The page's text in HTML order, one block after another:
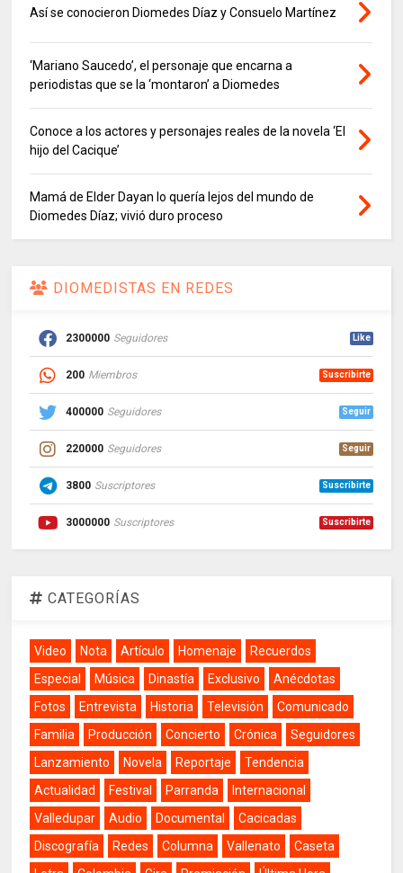
Así se conocieron Diomedes Díaz y Consuelo Martínez
‘Mariano Saucedo’, el personaje que encarna a
periodistas que se la ‘montaron’ a Diomedes
Conoce a los actores y personajes reales de la novela ‘El
hijo del Cacique’
Mamá de Elder Dayan lo quería lejos del mundo de
Diomedes Díaz; vivió duro proceso
DIOMEDISTAS EN REDES
2300000 Seguidores Like
200 Miembros Suscribirte
400000 Seguidores Seguir
220000 Seguidores Seguir
3800 Suscriptores Suscribirte
3000000 Suscriptores Suscribirte
CATEGORÍAS
Video Nota Artículo Homenaje
Recuerdos
Especial
Música Dinastía Exclusivo
Anécdotas
Fotos
Entrevista Historia Televisión
Comunicado
Familia
Producción Concierto Crónica
Seguidores
Lanzamiento
Novela Reportaje
Tendencia
Actualidad
Festival Parranda
Internacional
Valledupar
Audio Documental
Cacicadas
Discografía
Redes Columna Vallenato
Caseta